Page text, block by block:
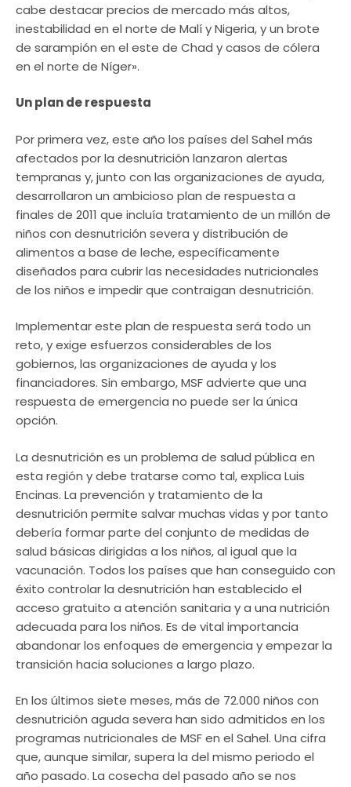
cabe destacar precios de mercado más altos,
inestabilidad en el norte de Malí y Nigeria, y un brote
de sarampión en el este de Chad y casos de cólera
en el norte de Níger».
Un plan de respuesta
Por primera vez, este año los países del Sahel más
afectados por la desnutrición lanzaron alertas
tempranas y, junto con las organizaciones de ayuda,
desarrollaron un ambicioso plan de respuesta a
finales de 2011 que incluía tratamiento de un millón de
niños con desnutrición severa y distribución de
alimentos a base de leche, específicamente
diseñados para cubrir las necesidades nutricionales
de los niños e impedir que contraigan desnutrición.
Implementar este plan de respuesta será todo un
reto, y exige esfuerzos considerables de los
gobiernos, las organizaciones de ayuda y los
financiadores. Sin embargo, MSF advierte que una
respuesta de emergencia no puede ser la única
opción.
La desnutrición es un problema de salud pública en
esta región y debe tratarse como tal, explica Luis
Encinas. La prevención y tratamiento de la
desnutrición permite salvar muchas vidas y por tanto
debería formar parte del conjunto de medidas de
salud básicas dirigidas a los niños, al igual que la
vacunación. Todos los países que han conseguido con
éxito controlar la desnutrición han establecido el
acceso gratuito a atención sanitaria y a una nutrición
adecuada para los niños. Es de vital importancia
abandonar los enfoques de emergencia y empezar la
transición hacia soluciones a largo plazo.
En los últimos siete meses, más de 72.000 niños con
desnutrición aguda severa han sido admitidos en los
programas nutricionales de MSF en el Sahel. Una cifra
que, aunque similar, supera la del mismo periodo el
año pasado. La cosecha del pasado año se nos